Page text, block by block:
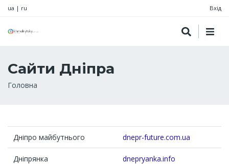
ua | ru Вхід
Сайти Дніпра
Рядок
Головна
Дніпро майбутнього dnepr-future.com.ua
Дніпрянка dnepryanka.info